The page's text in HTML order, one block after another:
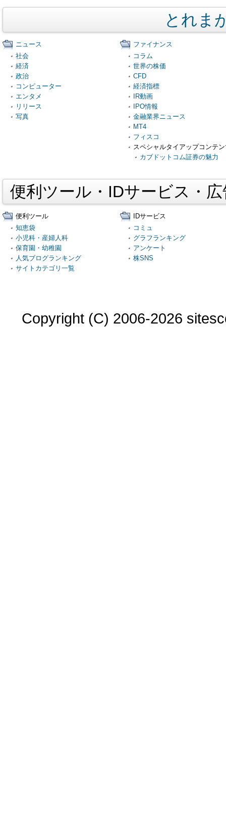
とれま
ニュース
社会
経済
政治
コンピューター
エンタメ
リリース
写真
ファイナンス
コラム
世界の株価
CFD
経済指標
IR動画
IPO情報
金融業界ニュース
MT4
フィスコ
スペシャルタイアップコンテ
カブドットコム証券の魅力
便利ツール・IDサービス・
便利ツール
知恵袋
小児科・産婦人科
保育園・幼稚園
人気ブログランキング
サイトカテゴリ一覧
IDサービス
コミュ
グラフランキング
アンケート
株SNS
Copyright (C) 2006-2026